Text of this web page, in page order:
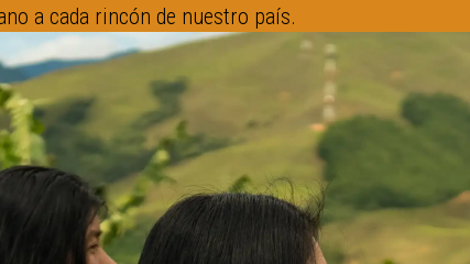
a cada rincón de nuestro país.